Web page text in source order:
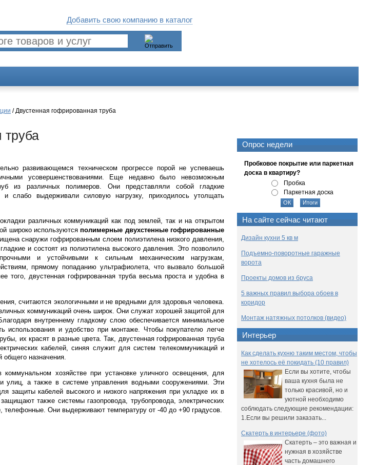
Добавить свою компанию в каталог
/ Двустенная гофрированная труба
труба
развивающемся техническом прогрессе порой не успеваешь
усовершенствованиями. Еще недавно было невозможным
из различных полимеров. Они представляли собой гладкие
слабо выдерживали силовую нагрузку, приходилось утолщать
различных коммуникаций как под землей, так и на открытом
широко используютсяполимерные двухстенные гофрированные
снаружи гофрированным слоем полиэтилена низкого давления,
и состоят из полиэтилена высокого давления. Это позволило
и устойчивыми к сильным механическим нагрузкам,
прямому попаданию ультрафиолета, что вызвало большой
того, двустенная гофрированная труба весьма проста и удобна в
считаются экологичными и не вредными для здоровья человека.
коммуникаций очень широк. Они служат хорошей защитой для
внутреннему гладкому слою обеспечивается минимальное
использования и удобство при монтаже. Чтобы покупателю легче
их красят в разные цвета. Так, двустенная гофрированная труба
кабелей, синяя служит для систем телекоммуникаций и
общего назначения.
хозяйстве при установке уличного освещения, для
улиц, а также в системе управления водными сооружениями. Эти
защиты кабелей высокого и низкого напряжения при укладке их в
также системы газопровода, трубопровода, электрических
телефонные. Они выдерживают температуру от -40 до +90 градусов.
Опрос недели
Пробковое покрытие или паркетная
доска в квартиру?
Пробка
Паркетная доска
На сайте сейчас читают
Дизайн кухни 5 кв м
Подъемно-поворотные гаражные
ворота
Проекты домов из бруса
5 важных правил выбора обоев в
коридор
Монтаж натяжных потолков (видео)
Интерьер
Как сделать кухню таким местом, чтобы
не хотелось её покидать (10 правил)
Если вы хотите, чтобы
ваша кухня была не
только красивой, но и
уютной необходимо
соблюдать следующие рекомендации:
1.Если вы решили заказать...
Скатерть в интерьере (фото)
Скатерть – это важная и
нужная в хозяйстве
часть домашнего